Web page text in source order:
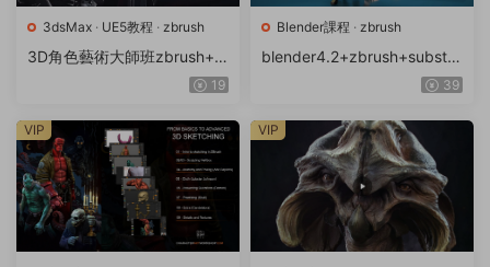
3dsMax · UE5教程 · zbrush
3D角色藝術大師班zbrush+3
dsmax+substance+ue5
19
Blender課程 · zbrush
blender4.2+zbrush+substa
nce高級風格化角色藝術課程
39
VIP VIP